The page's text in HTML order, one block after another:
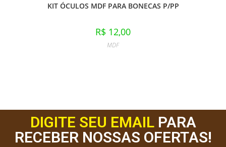
KIT ÓCULOS MDF PARA BONECAS P/PP
R$ 12,00
MDF
DIGITE SEU EMAILPARA
RECEBER NOSSAS OFERTAS!